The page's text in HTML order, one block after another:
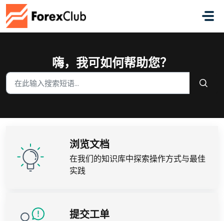
跳过至主要内容
嗨，我可如何帮助您？
浏览文档
在我们的知识库中探索操作方式与最佳
实践
提交工单